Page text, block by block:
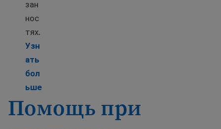
зан
нос
тях.
Узн
ать
бол
ьшеLearn more about Family roles in the USA
Помощь при